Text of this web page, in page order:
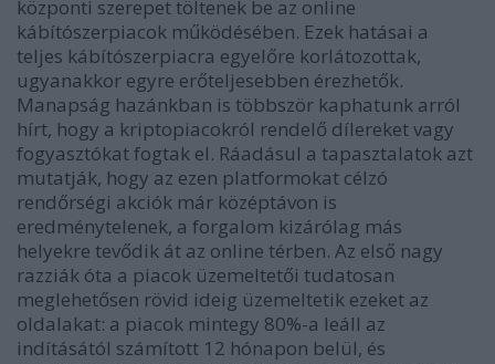
központi szerepet töltenek be az online
kábítószerpiacok működésében. Ezek hatásai a
teljes kábítószerpiacra egyelőre korlátozottak,
ugyanakkor egyre erőteljesebben érezhetők.
Manapság hazánkban is többször kaphatunk arról
hírt, hogy a kriptopiacokról rendelő dílereket vagy
fogyasztókat fogtak el. Ráadásul a tapasztalatok azt
mutatják, hogy az ezen platformokat célzó
rendőrségi akciók már középtávon is
eredménytelenek, a forgalom kizárólag más
helyekre tevődik át az online térben. Az első nagy
razziák óta a piacok üzemeltetői tudatosan
meglehetősen rövid ideig üzemeltetik ezeket az
oldalakat: a piacok mintegy 80%-a leáll az
indításától számított 12 hónapon belül, és